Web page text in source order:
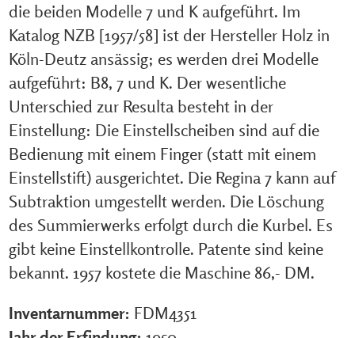
die beiden Modelle 7 und K aufgeführt. Im
Katalog NZB [1957/58] ist der Hersteller Holz in
Köln-Deutz ansässig; es werden drei Modelle
aufgeführt: B8, 7 und K. Der wesentliche
Unterschied zur Resulta besteht in der
Einstellung: Die Einstellscheiben sind auf die
Bedienung mit einem Finger (statt mit einem
Einstellstift) ausgerichtet. Die Regina 7 kann auf
Subtraktion umgestellt werden. Die Löschung
des Summierwerks erfolgt durch die Kurbel. Es
gibt keine Einstellkontrolle. Patente sind keine
bekannt. 1957 kostete die Maschine 86,- DM.
Inventarnummer: FDM4351